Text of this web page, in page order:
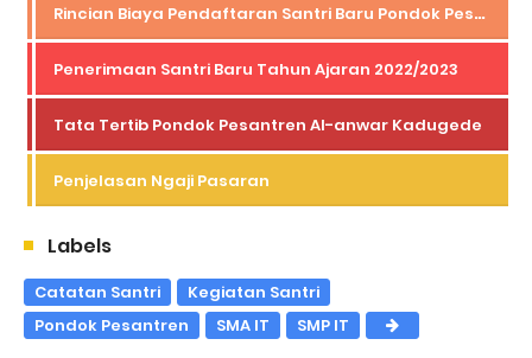
Rincian Biaya Pendaftaran Santri Baru Pondok Pesantren Al-Anwar Tahun Ajaran 2026/2027
Penerimaan Santri Baru Tahun Ajaran 2022/2023
Tata Tertib Pondok Pesantren Al-anwar Kadugede
Penjelasan Ngaji Pasaran
Labels
Catatan Santri
Kegiatan Santri
Pondok Pesantren
SMA IT SMP IT